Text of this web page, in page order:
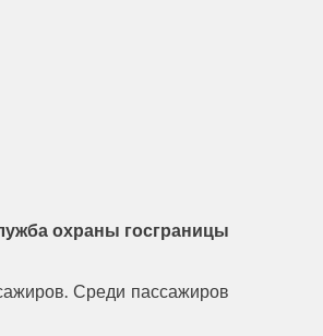
охраны госграницы
Среди пассажиров